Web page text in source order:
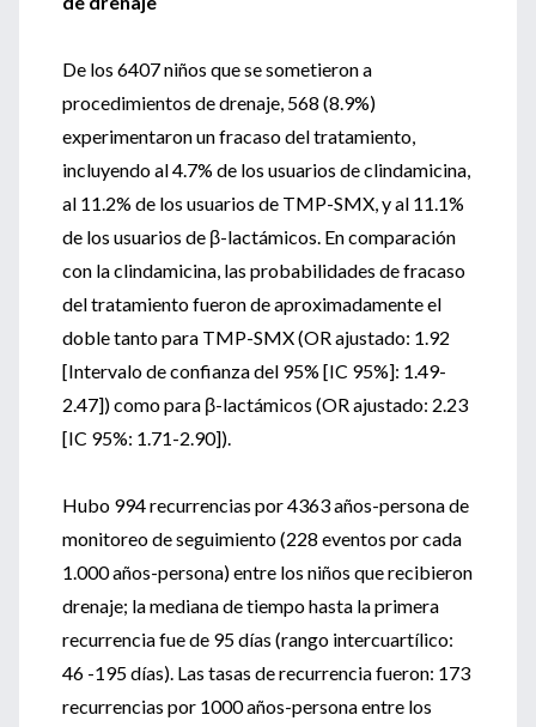
De los 6407 niños que se sometieron a
procedimientos de drenaje, 568 (8.9%)
experimentaron un fracaso del tratamiento,
incluyendo al 4.7% de los usuarios de clindamicina,
al 11.2% de los usuarios de TMP-SMX, y al 11.1%
de los usuarios de β-lactámicos. En comparación
con la clindamicina, las probabilidades de fracaso
del tratamiento fueron de aproximadamente el
doble tanto para TMP-SMX (OR ajustado: 1.92
[Intervalo de confianza del 95% [IC 95%]: 1.49-
2.47]) como para β-lactámicos (OR ajustado: 2.23
[IC 95%: 1.71-2.90]).
Hubo 994 recurrencias por 4363 años-persona de
monitoreo de seguimiento (228 eventos por cada
1.000 años-persona) entre los niños que recibieron
drenaje; la mediana de tiempo hasta la primera
recurrencia fue de 95 días (rango intercuartílico:
46 -195 días). Las tasas de recurrencia fueron: 173
recurrencias por 1000 años-persona entre los